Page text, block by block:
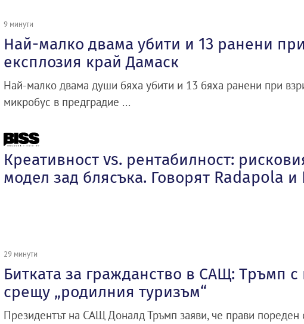
9 минути
Най-малко двама убити и 13 ранени
експлозия край Дамаск
Най-малко двама души бяха убити и 13 бяха ранени при
микробус в предградие ...
Креативност vs. рентабилност:
модел зад блясъка. Говорят Radapola и
29 минути
Битката за гражданство в САЩ: Тръмп
срещу „родилния туризъм“
Президентът на САЩ Доналд Тръмп заяви, че прави пореден